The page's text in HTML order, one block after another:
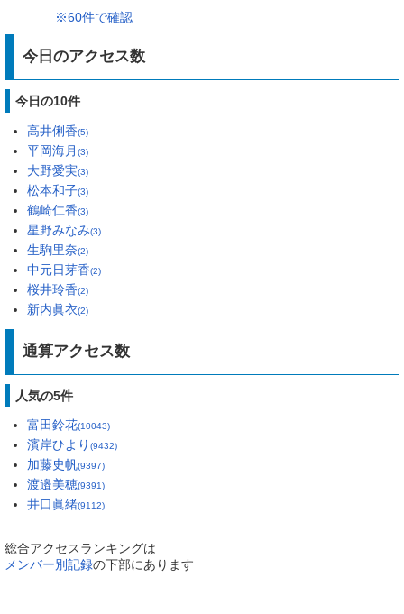
※60件で確認
今日のアクセス数
今日の10件
高井俐香(5)
平岡海月 (3)
大野愛実(3)
松本和子(3)
鶴崎仁香(3)
星野みなみ(3)
生駒里奈(2)
中元日芽香(2)
桜井玲香(2)
新内眞衣(2)
通算アクセス数
人気の5件
富田鈴花(10043)
濱岸ひより (9432)
加藤史帆(9397)
渡邉美穂(9391)
井口眞緒(9112)
総合アクセスランキングは
メンバー別記録の下部にあります